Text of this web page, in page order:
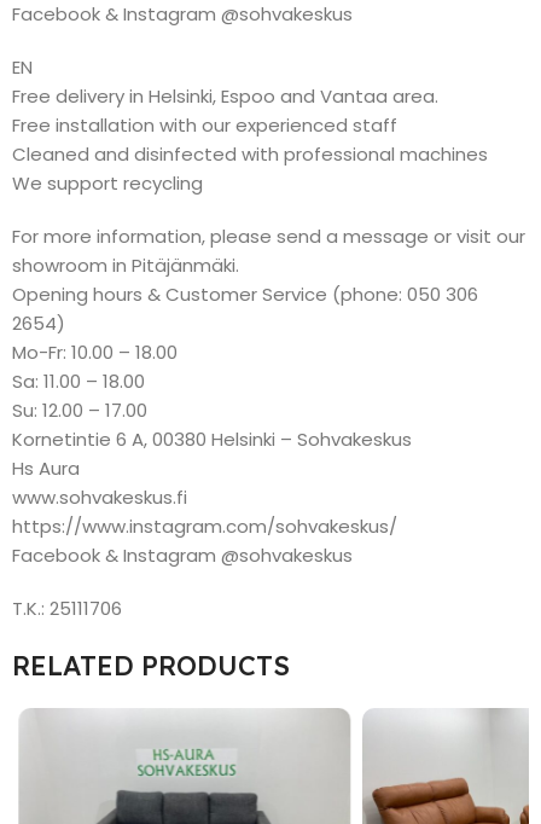
Facebook & Instagram @sohvakeskus
EN
Free delivery in Helsinki, Espoo and Vantaa area.
Free installation with our experienced staff
Cleaned and disinfected with professional machines
We support recycling
For more information, please send a message or visit our
showroom in Pitäjänmäki.
Opening hours & Customer Service (phone: 050 306
2654)
Mo-Fr: 10.00 – 18.00
Sa: 11.00 – 18.00
Su: 12.00 – 17.00
Kornetintie 6 A, 00380 Helsinki – Sohvakeskus
Hs Aura
www.sohvakeskus.fi
https://www.instagram.com/sohvakeskus/
Facebook & Instagram @sohvakeskus
T.K.: 25111706
RELATED PRODUCTS